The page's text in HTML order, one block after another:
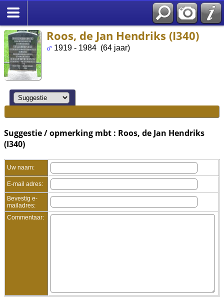
Roos, de Jan Hendriks (I340)
1919 - 1984 (64 jaar)
Suggestie / opmerking mbt : Roos, de Jan Hendriks
(I340)
Uw naam:
E-mail adres:
Bevestig e-
mailadres:
Commentaar: